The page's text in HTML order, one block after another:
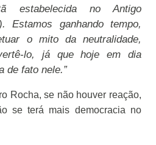
estabelecida no Antigo
Estamos ganhando tempo,
o mito da neutralidade,
lo, já que hoje em dia
de fato nele.”
Rocha, se não houver reação,
se terá mais democracia no